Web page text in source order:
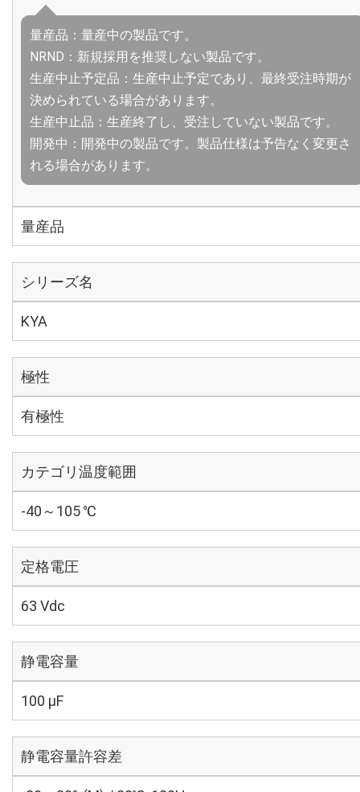
量産品：量産中の製品です。
NRND：新規採用を推奨しない製品です。
生産中止予定品：生産中止予定であり、最終受注時期が
決められている場合があります。
生産中止品：生産終了し、受注していない製品です。
開発中：開発中の製品です。製品仕様は予告なく変更さ
れる場合があります。
量産品
シリーズ名
KYA
極性
有極性
カテゴリ温度範囲
-40～105 ℃
定格電圧
63 Vdc
静電容量
100 µF
静電容量許容差